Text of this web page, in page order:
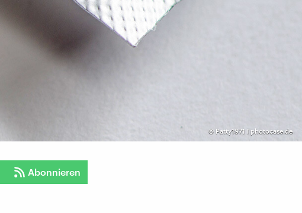
© Patty1971 I photocase.de
Abonnieren